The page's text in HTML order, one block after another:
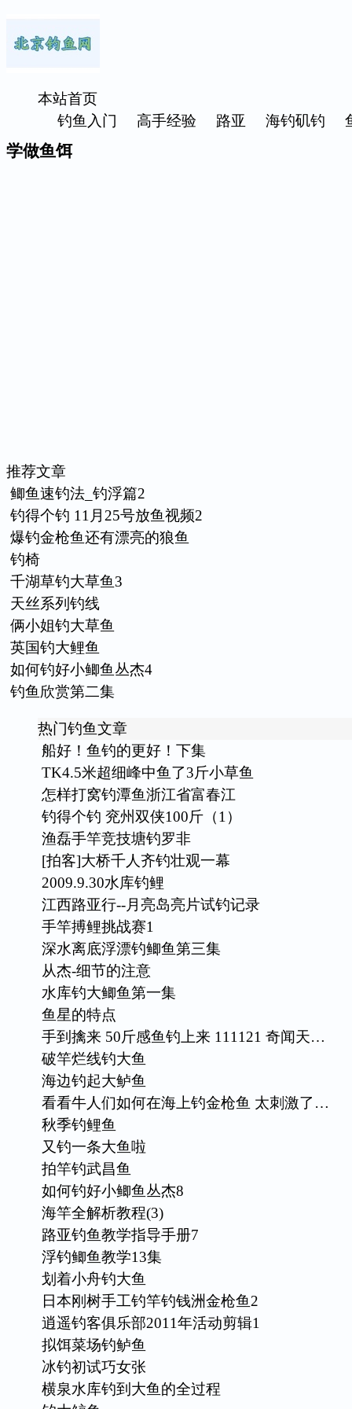
本站首页
钓鱼入门
高手经验 路亚 海钓矶钓
学做鱼饵
推荐文章
鲫鱼速钓法_钓浮篇2
钓得个钓 11月25号放鱼视频2
爆钓金枪鱼还有漂亮的狼鱼
钓椅
千湖草钓大草鱼3
天丝系列钓线
俩小姐钓大草鱼
英国钓大鲤鱼
如何钓好小鲫鱼丛杰4
钓鱼欣赏第二集
热门钓鱼文章
船好！鱼钓的更好！下集
TK4.5米超细峰中鱼了3斤小草鱼
怎样打窝钓潭鱼浙江省富春江
钓得个钓 兖州双侠100斤（1）
渔磊手竿竞技塘钓罗非
[拍客]大桥千人齐钓壮观一幕
2009.9.30水库钓鲤
江西路亚行--月亮岛亮片试钓记录
手竿搏鲤挑战赛1
深水离底浮漂钓鲫鱼第三集
从杰-细节的注意
水库钓大鲫鱼第一集
鱼星的特点
手到擒来 50斤感鱼钓上来 111121 奇闻天…
破竿烂线钓大鱼
海边钓起大鲈鱼
看看牛人们如何在海上钓金枪鱼 太刺激了…
秋季钓鲤鱼
又钓一条大鱼啦
拍竿钓武昌鱼
如何钓好小鲫鱼丛杰8
海竿全解析教程(3)
路亚钓鱼教学指导手册7
浮钓鲫鱼教学13集
划着小舟钓大鱼
日本刚树手工钓竿钓钱洲金枪鱼2
逍遥钓客俱乐部2011年活动剪辑1
拟饵菜场钓鲈鱼
冰钓初试巧女张
横泉水库钓到大鱼的全过程